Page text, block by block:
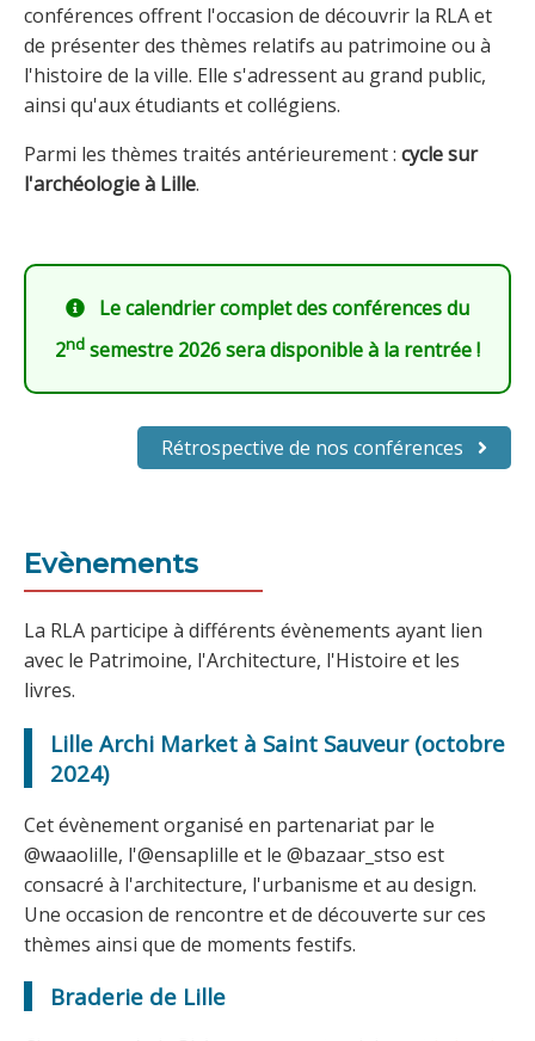
conférences offrent l'occasion de découvrir la RLA et
de présenter des thèmes relatifs au patrimoine ou à
l'histoire de la ville. Elle s'adressent au grand public,
ainsi qu'aux étudiants et collégiens.
Parmi les thèmes traités antérieurement : cycle sur
l'archéologie à Lille.
Le calendrier complet des conférences du
2nd semestre 2026 sera disponible à la rentrée !
Rétrospective de nos conférences
Evènements
La RLA participe à différents évènements ayant lien
avec le Patrimoine, l'Architecture, l'Histoire et les
livres.
Lille Archi Market à Saint Sauveur (octobre
2024)
Cet évènement organisé en partenariat par le
@waaolille, l'@ensaplille et le @bazaar_stso est
consacré à l'architecture, l'urbanisme et au design.
Une occasion de rencontre et de découverte sur ces
thèmes ainsi que de moments festifs.
Braderie de Lille